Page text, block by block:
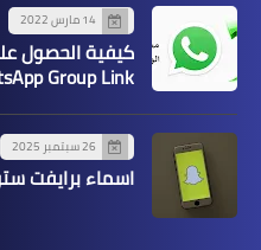
14 مارس 2022
كيفية الحصول
Group Link
26 سبتمبر 2025
اسماء برايفت